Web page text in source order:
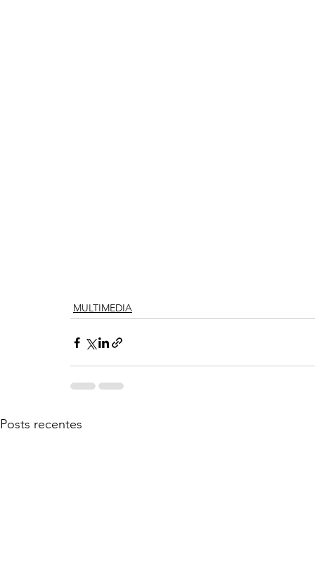
MULTIMEDIA
Posts recentes